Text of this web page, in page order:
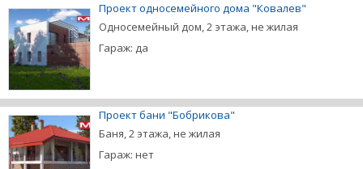
Проект односемейного дома "Ковалев"
Односемейный дом, 2 этажа, не жилая
Гараж: да
Проект бани "Бобрикова"
Баня, 2 этажа, не жилая
Гараж: нет